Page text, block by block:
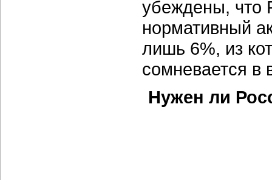
убеждены, что
нормативный
лишь 6%, из
сомневается в
Нужен ли